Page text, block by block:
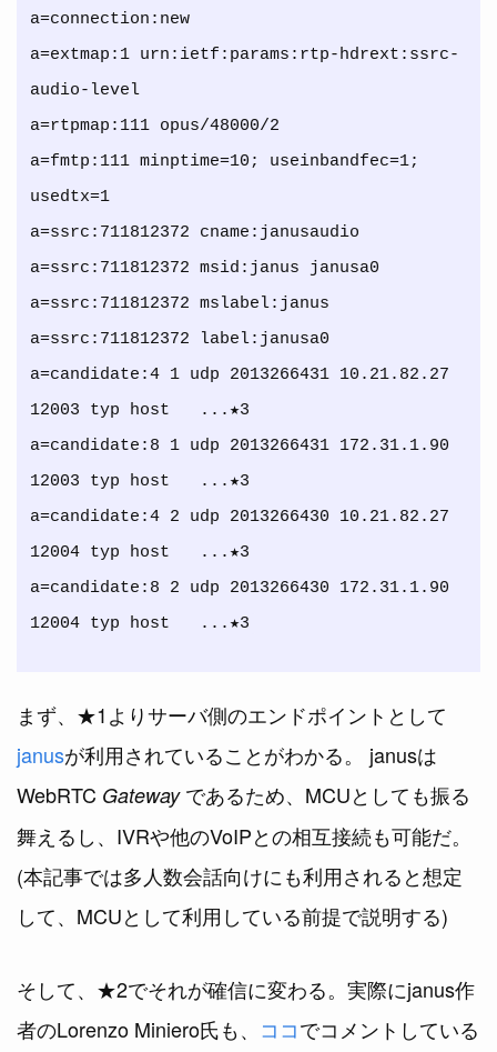
a=connection:new
a=extmap:1 urn:ietf:params:rtp-hdrext:ssrc-
audio-level
a=rtpmap:111 opus/48000/2
a=fmtp:111 minptime=10; useinbandfec=1;
usedtx=1
a=ssrc:711812372 cname:janusaudio
a=ssrc:711812372 msid:janus janusa0
a=ssrc:711812372 mslabel:janus
a=ssrc:711812372 label:janusa0
a=candidate:4 1 udp 2013266431 10.21.82.27
12003 typ host   ...★3
a=candidate:8 1 udp 2013266431 172.31.1.90
12003 typ host   ...★3
a=candidate:4 2 udp 2013266430 10.21.82.27
12004 typ host   ...★3
a=candidate:8 2 udp 2013266430 172.31.1.90
まず、★1よりサーバ側のエンドポイントとして
janusが利用されていることがわかる。 janusは
WebRTC Gatewayであるため、MCUとしても振る
舞えるし、IVRや他のVoIPとの相互接続も可能だ。
(本記事では多人数会話向けにも利用されると想定
して、MCUとして利用している前提で説明する)
そして、★2でそれが確信に変わる。実際にjanus作
者のLorenzo Miniero氏も、 ココでコメントしている